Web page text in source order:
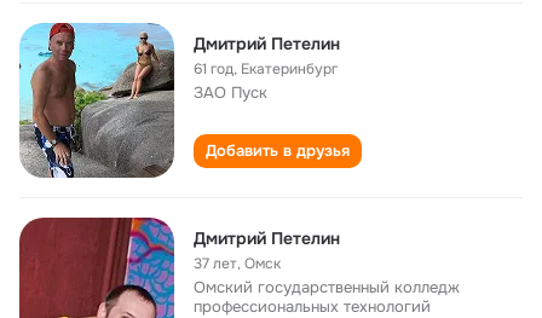
Дмитрий Петелин
61 год, Екатеринбург
ЗАО Пуск
Добавить в друзья
Дмитрий Петелин
37 лет,Омск
Омский государственный колледж
профессиональных технологий